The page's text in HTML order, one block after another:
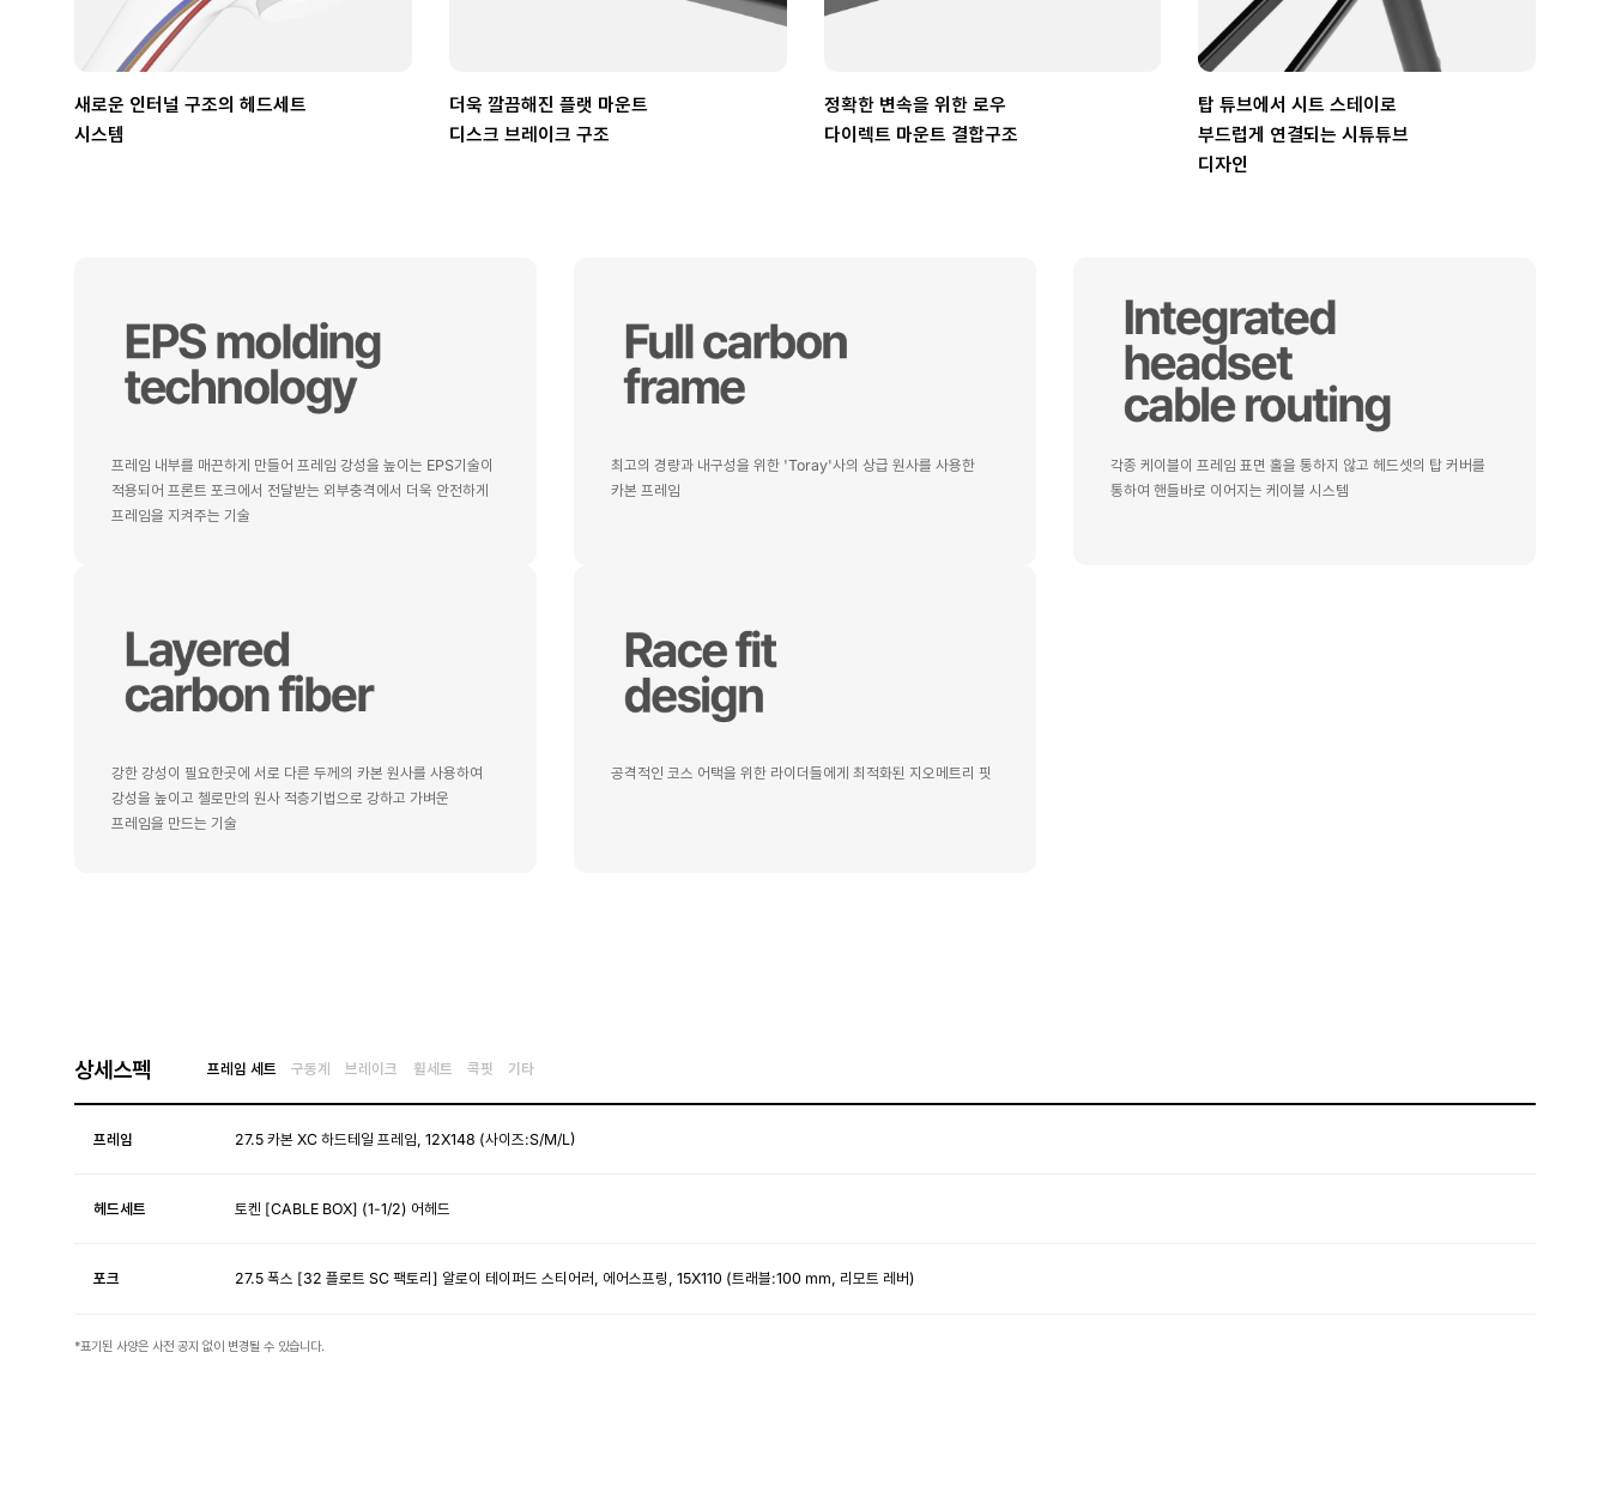
새로운 인터널 구조의 헤드세트
시스템
더욱 깔끔해진 플랫 마운트
디스크 브레이크 구조
정확한 변속을 위한 로우
다이렉트 마운트 결합구조
탑 튜브에서 시트 스테이로
부드럽게 연결되는 시튜튜브
디자인
프레임 내부를 매끈하게 만들어 프레임 강성을 높이는 EPS기술이
적용되어 프론트 포크에서 전달받는 외부충격에서 더욱 안전하게
프레임을 지켜주는 기술
최고의 경량과 내구성을 위한 'Toray'사의 상급 원사를 사용한
카본 프레임
각종 케이블이 프레임 표면 홀을 통하지 않고 헤드셋의 탑 커버를
통하여 핸들바로 이어지는 케이블 시스템
강한 강성이 필요한곳에 서로 다른 두께의 카본 원사를 사용하여
강성을 높이고 첼로만의 원사 적층기법으로 강하고 가벼운
프레임을 만드는 기술
공격적인 코스 어택을 위한 라이더들에게 최적화된 지오메트리 핏
상세스펙 프레임 세트 구동계 브레이크 휠세트 콕핏 기타
프레임 27.5 카본 XC 하드테일 프레임, 12X148 (사이즈:S/M/L)
헤드세트 토켄 [CABLE BOX] (1-1/2) 어헤드
포크 27.5 폭스 [32 플로트 SC 팩토리] 알로이 테이퍼드 스티어러, 에어스프링, 15X110 (트래블:100 mm, 리모트 레버)
*표기된 사양은 사전 공지 없이 변경될 수 있습니다.